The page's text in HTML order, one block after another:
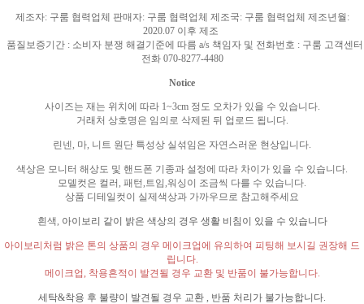
제조자: 구룸 협력업체 판매자: 구룸 협력업체 제조국: 구룸 협력업체 제조년월 :
2020.07 이후 제조
품질보증기간 : 소비자 분쟁 해결기준에 따름 a/s 책임자 및 전화번호 : 구룸 고객센터
전화 070-8277-4480
Notice
사이즈는 재는 위치에 따라 1~3cm 정도 오차가 있을 수 있습니다.
거래처 상호명은 임의로 삭제된 뒤 업로드 됩니다.
린넨, 마, 니트 원단 특성상 실섞임은 자연스러운 현상입니다.
색상은 모니터 해상도 및 핸드폰 기종과 설정에 따라 차이가 있을 수 있습니다.
모델컷은 컬러, 패턴,트임,워싱이 조금씩 다를 수 있습니다.
상품 디테일컷이 실제색상과 가까우므로 참고해주세요
흰색, 아이보리 같이 밝은 색상의 경우 생활 비침이 있을 수 있습니다
아이보리처럼 밝은 톤의 상품의 경우 메이크업에 유의하여 피팅해 보시길 권장해 드
립니다.
메이크업, 착용흔적이 발견될 경우 교환 및 반품이 불가능합니다.
세탁&착용 후 불량이 발견될 경우 교환 , 반품 처리가 불가능합니다.